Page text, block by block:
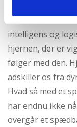
Derudover
intelligens og
hjernen, der er
følger med den.
adskiller os fra
Hvad så med et
har endnu ikke
overgår et